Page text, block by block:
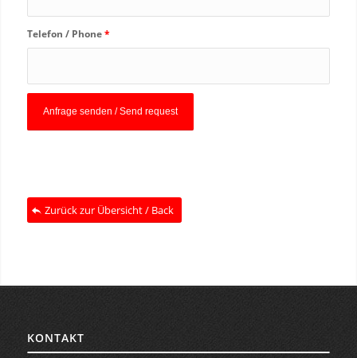
Telefon / Phone*
Zurück zur Übersicht / Back
KONTAKT